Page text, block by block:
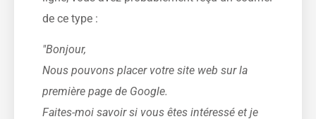
de ce type :
"Bonjour,
Nous pouvons placer votre site web sur la
première page de Google.
Faites-moi savoir si vous êtes intéressé et je